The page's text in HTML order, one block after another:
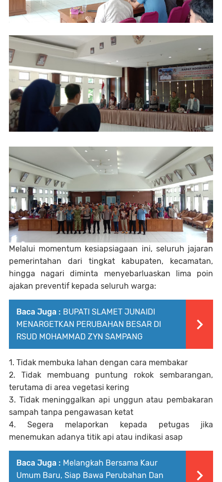
Melalui momentum kesiapsiagaan ini, seluruh jajaran
pemerintahan dari tingkat kabupaten, kecamatan,
hingga nagari diminta menyebarluaskan lima poin
ajakan preventif kepada seluruh warga:
Baca Juga : BUPATI SLAMET JUNAIDI
MENARGETKAN PERUBAHAN BESAR DI
RSUD MOHAMMAD ZYN SAMPANG
1. Tidak membuka lahan dengan cara membakar
2. Tidak membuang puntung rokok sembarangan,
terutama di area vegetasi kering
3. Tidak meninggalkan api unggun atau pembakaran
sampah tanpa pengawasan ketat
4. Segera melaporkan kepada petugas jika
menemukan adanya titik api atau indikasi asap
Baca Juga : Melangkah Bersama Kaur
Umum Baru, Siap Bawa Perubahan Dan